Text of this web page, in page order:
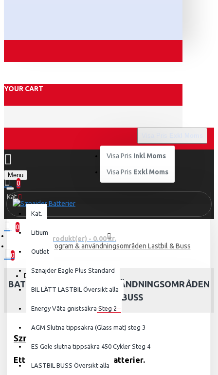
YOUR CART
Visa Pris Inkl Moms
Visa Pris Exkl Moms
Menu
0
0
0 produkt(er) - 0.00 kr.
0
Din varukorg är tom!
Kat.
Kat.
Litium
Outlet
Sznajder Eagle Plus Standard
BIL LÄTT LASTBIL Översikt alla
Energy Våta gnistsäkra Steg 2
AGM Slutna tippsäkra (Glass mat) steg 3
ES Gele slutna tippsäkra 450 Cykler Steg 4
LASTBIL BUSS Översikt alla
Batteriprogram & användningsområden Lastbil & Buss
BATTERIPROGRAM & ANVÄNDNINGSOMRÅDEN
LASTBIL & BUSS
Sznajder
Ett av marknadens bästa batterier.